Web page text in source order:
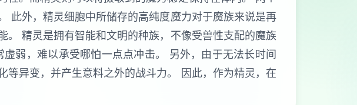
此外，精灵细胞中所储存的高纯度魔力对于魔族来说是再
精灵是拥有智能和文明的种族，不像受兽性支配的魔族
弱，难以承受哪怕一点点冲击。 另外，由于无法长时间
异变，并产生意料之外的战斗力。 因此，作为精灵，在